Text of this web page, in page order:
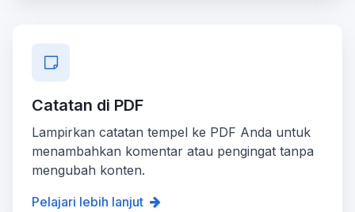
Catatan di PDF
Lampirkan catatan tempel ke PDF Anda untuk
menambahkan komentar atau pengingat tanpa
mengubah konten.
Pelajari lebih lanjut